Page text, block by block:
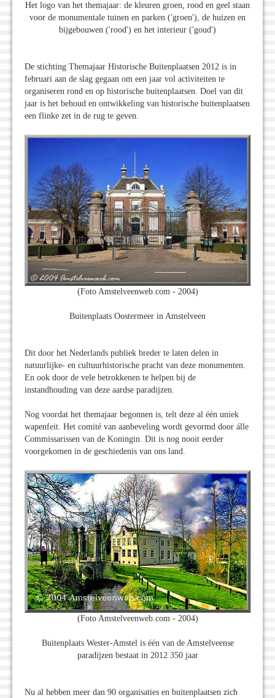
Het logo van het themajaar: de kleuren groen, rood en geel staan
voor de monumentale tuinen en parken ('groen'), de huizen en
bijgebouwen ('rood') en het interieur ('goud')
De stichting Themajaar Historische Buitenplaatsen 2012 is in
februari aan de slag gegaan om een jaar vol activiteiten te
organiseren rond en op historische buitenplaatsen. Doel van dit
jaar is het behoud en ontwikkeling van historische buitenplaatsen
een flinke zet in de rug te geven.
(Foto Amstelveenweb.com - 2004)
Buitenplaats Oostermeer in Amstelveen
Dit door het Nederlands publiek breder te laten delen in
natuurlijke- en cultuurhistorische pracht van deze monumenten.
En ook door de vele betrokkenen te helpen bij de
instandhouding van deze aardse paradijzen.
Nog voordat het themajaar begonnen is, telt deze al één uniek
wapenfeit. Het comité van aanbeveling wordt gevormd door álle
Commissarissen van de Koningin. Dit is nog nooit eerder
voorgekomen in de geschiedenis van ons land.
(Foto Amstelveenweb.com - 2004)
Buitenplaats Wester-Amstel is één van de Amstelveense
paradijzen bestaat in 2012 350 jaar
Nu al hebben meer dan 90 organisaties en buitenplaatsen zich